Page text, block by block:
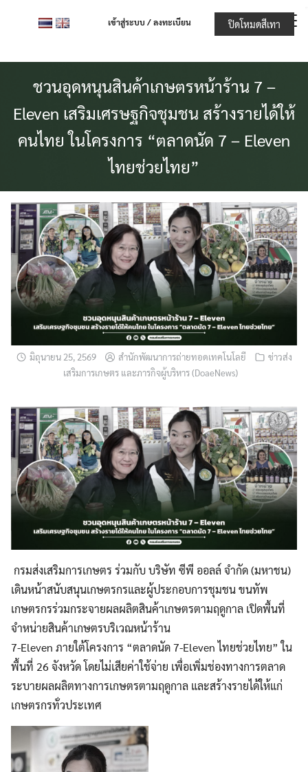
เข้าสู่ระบบ / ลงทะเบียน
ชวนอุดหนุนสินค้าเกษตรหน้าร้าน 7 –
Eleven เสริมเศรษฐกิจชุมชน สร้างรายได้ให้
คนไทย ในโครงการ “ตลาดนัด 7 – Eleven
ไทยช่วยไทย”
มิถุนายน 25, 2569 สำนักพัฒนาการถ่ายทอดเทคโนโลยี
ข่าวส่ง
เสริมการเกษตร และภารกิจผู้บริหาร (DoaeNews)
กรมส่งเสริมการเกษตร ร่วมกับ บริษัท ซีพี ออลล์ จำกัด (มหาชน)
เดินหน้าสนับสนุนเกษตรกรและผู้ประกอบการชุมชน ขนทัพ
เกษตรกรร่วมกระจายผลผลิตสินค้าเกษตรตามฤดูกาล เปิดพื้นที่
จำหน่ายสินค้าเกษตรบริเวณหน้าร้าน
7-Eleven ภายใต้โครงการ “ตลาดนัด 7-Eleven ไทยช่วยไทย” ใน
พื้นที่ 26 จังหวัด โดยไม่เสียค่าใช้จ่าย เพื่อเพิ่มช่องทางการตลาด
ระบายผลผลิตทางการเกษตรตามฤดูกาล และสร้างรายได้ให้แก่
เกษตรกรทั่วประเทศ
ปิดโหมดสีเทา